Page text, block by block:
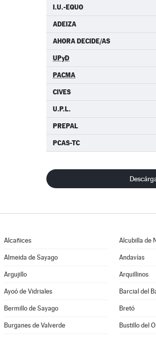
I.U.-EQUO
ADEIZA
AHORA DECIDE/AS
UPyD
PACMA
CIVES
U.P.L.
PREPAL
PCAS-TC
Alcañices Alcubilla de
Almeida de Sayago Andavías
Argujillo Arquillinos
Ayoó de Vidriales Barcial del
Bermillo de Sayago Bretó
Burganes de Valverde Bustillo del